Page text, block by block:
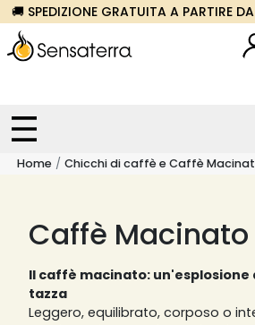
🚚 SPEDIZIONE GRATUITA A PARTIRE
Home Chicchi di caffè e Caffè
Caffè Macinato
Il caffè macinato: un'esplosione
tazza
Leggero, equilibrato, corposo o